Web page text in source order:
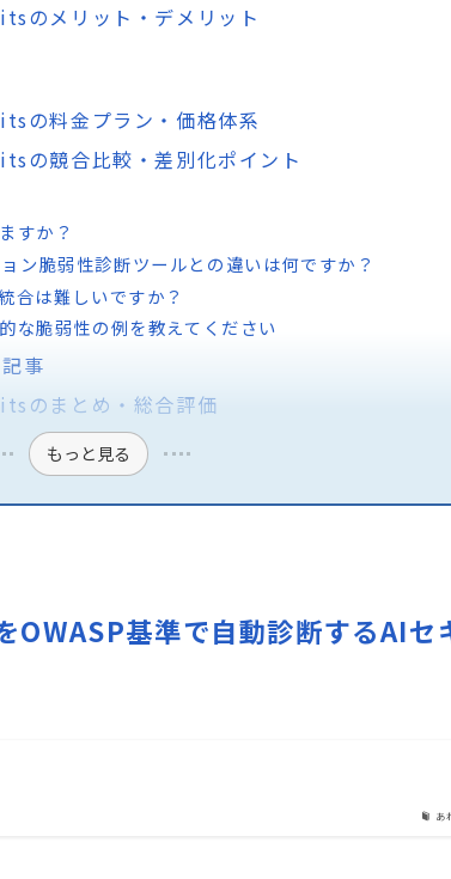
メリット・デメリット
料金プラン・価格体系
競合比較・差別化ポイント
すか？
ン脆弱性診断ツールとの違いは何ですか？
合は難しいですか？
な脆弱性の例を教えてください
事
のまとめ・総合評価
もっと見る
基準で自動診断するAIセ
あ